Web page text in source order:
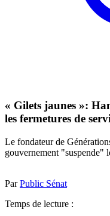
« Gilets jaunes »:
les fermetures de
Le fondateur de
gouvernement "suspende"
ParPublic Sénat
Temps de lecture :